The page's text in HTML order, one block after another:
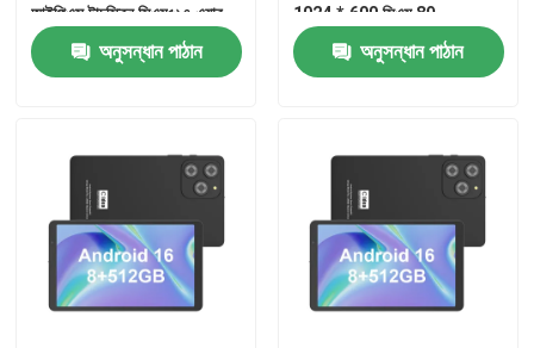
পণ্য
ভিডিও
আইপিএস টাচস্ক্রিন সিএম৫১৭ এয়ার
অনুসন্ধান পাঠান
1024 * 600 সিএম 89
অনুসন্ধান পাঠান